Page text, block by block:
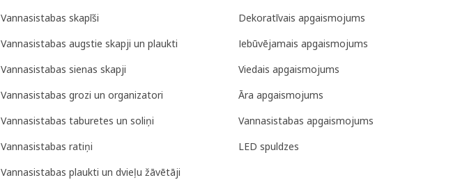
Vannasistabas skapīši
Vannasistabas augstie skapji un plaukti
Vannasistabas sienas skapji
Vannasistabas grozi un organizatori
Vannasistabas taburetes un soliņi
Vannasistabas ratiņi
Vannasistabas plaukti un dvieļu žāvētāji
Dekoratīvais apgaismojums
Iebūvējamais apgaismojums
Viedais apgaismojums
Āra apgaismojums
Vannasistabas apgaismojums
LED spuldzes